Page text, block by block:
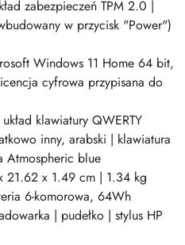
zabezpieczeń TPM 2.0 |
w przycisk "Power")
Windows 11 Home 64 bit,
cyfrowa przypisana do
układ klawiatury QWERTY
inny, arabski | klawiatura
Atmospheric blue
21.62 x 1.49 cm | 1.34 kg
6-komorowa, 64Wh
| pudełko | stylus HP